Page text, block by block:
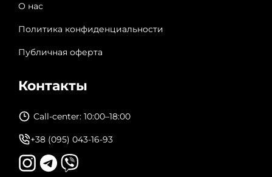
О нас
Политика конфиденциальности
Публичная оферта
Контакты
Call-center: 10:00–18:00
+38 (095) 043-16-93